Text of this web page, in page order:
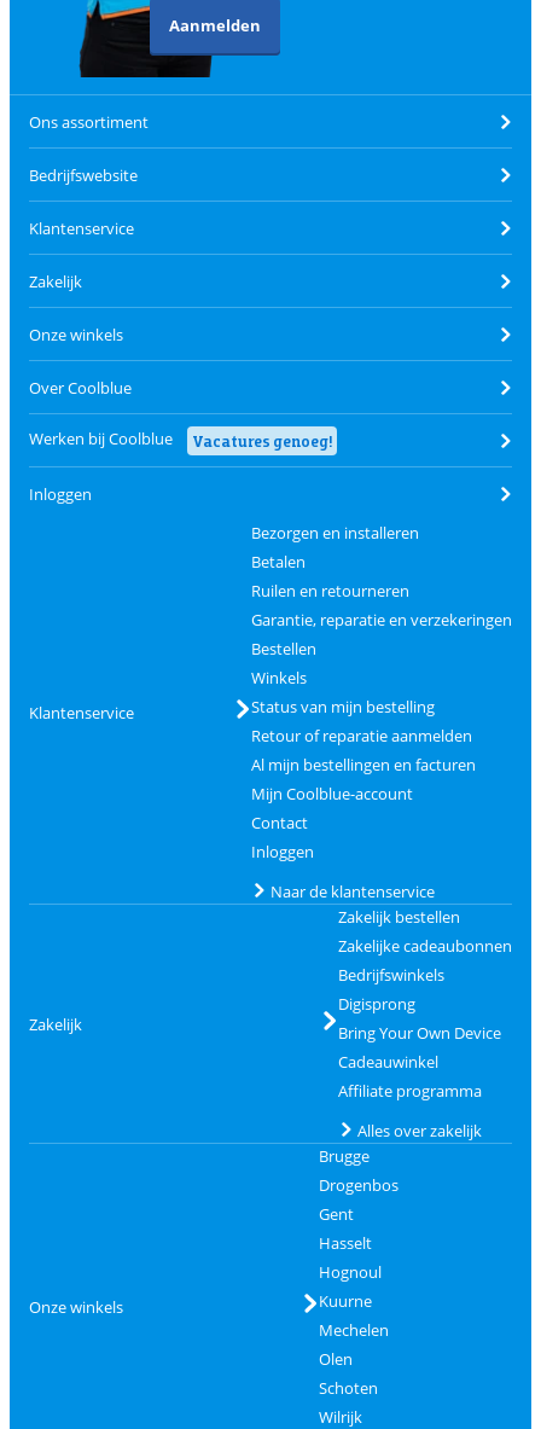
Aanmelden
Ons assortiment
Bedrijfswebsite
Klantenservice
Zakelijk
Onze winkels
Over Coolblue
Werken bij Coolblue Vacatures genoeg!
Inloggen
Klantenservice
Bezorgen en installeren
Betalen
Ruilen en retourneren
Garantie, reparatie en verzekeringen
Bestellen
Winkels
Status van mijn bestelling
Retour of reparatie aanmelden
Al mijn bestellingen en facturen
Mijn Coolblue-account
Contact
Inloggen
Naar de klantenservice
Zakelijk
Zakelijk bestellen
Zakelijke cadeaubonnen
Bedrijfswinkels
Digisprong
Bring Your Own Device
Cadeauwinkel
Affiliate programma
Alles over zakelijk
Onze winkels
Brugge
Drogenbos
Gent
Hasselt
Hognoul
Kuurne
Mechelen
Olen
Schoten
Wilrijk